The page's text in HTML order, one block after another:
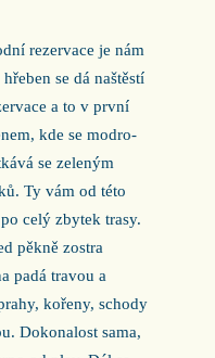
rezervace je nám
se dá naštěstí
a to v první
kde se modro-
se zeleným
Ty vám od této
celý zbytek trasy.
pěkně zostra
padá travou a
kořeny, schody
Dokonalost sama,